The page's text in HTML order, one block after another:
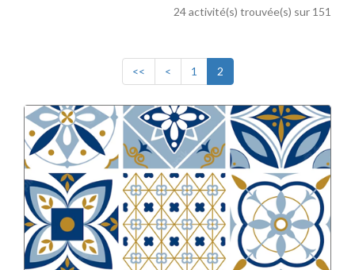
24 activité(s) trouvée(s) sur 151
<< < 1 2